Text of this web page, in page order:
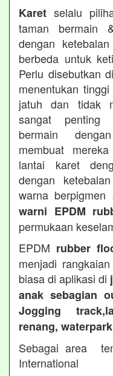
Karet selalu
taman bermain
dengan
berbeda untuk
Perlu disebutkan
menentukan
jatuh dan tidak
sangat penting
bermain
membuat
lantai karet
dengan
warna berpigmen
warni EPDM
permukaan
EPDM rubber
menjadi
biasa di aplikasi di
anak sebagian
Jogging
renang,
Sebagai area
International